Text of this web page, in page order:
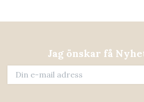
Jag önskar få